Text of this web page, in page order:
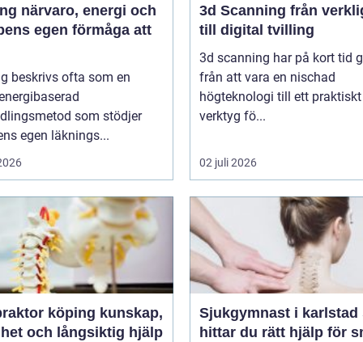
och
egen förmåga att
beskrivs ofta som en
som stödjer
egen läknings...
3d Scanning från verklighet
till digital tvilling
3d scanning har på kort tid
från att vara en nischad
högteknologi till ett praktiskt
verktyg fö...
02 juli 2026
köping kunskap,
och långsiktig hjälp
Sjukgymnast i karlstad så
hittar du rätt hjälp för